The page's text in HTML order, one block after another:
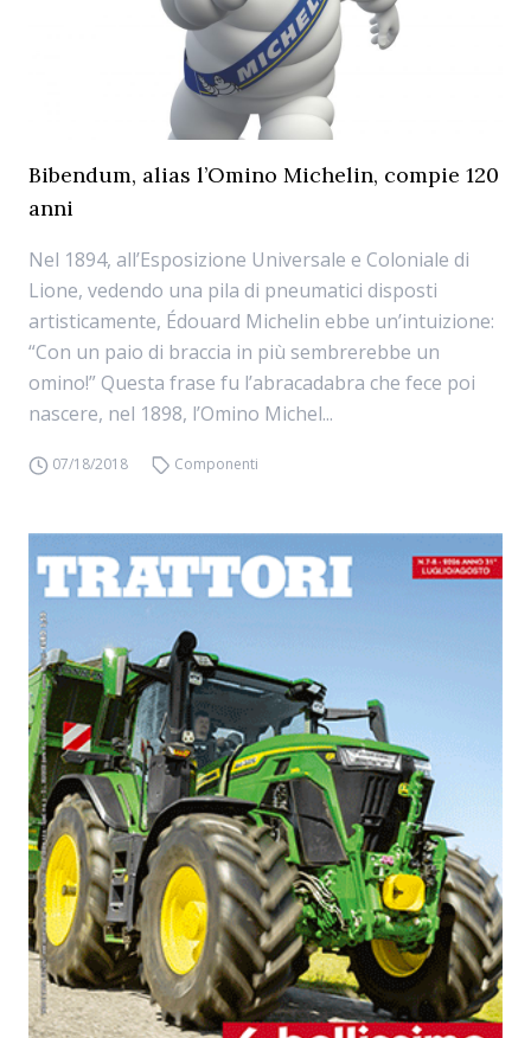
Bibendum, alias l’Omino Michelin, compie 120
anni
Nel 1894, all’Esposizione Universale e Coloniale di
Lione, vedendo una pila di pneumatici disposti
artisticamente, Édouard Michelin ebbe un’intuizione:
“Con un paio di braccia in più sembrerebbe un
omino!” Questa frase fu l’abracadabra che fece poi
nascere, nel 1898, l’Omino Michel...
07/18/2018 Componenti